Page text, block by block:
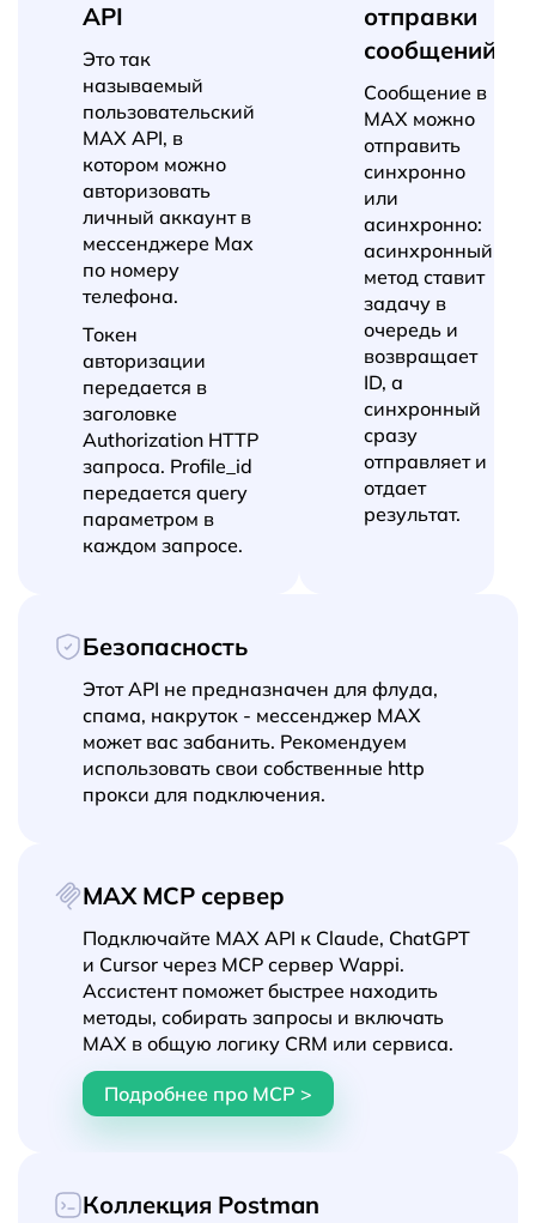
отправки
сообщений
Сообщение в
MAX можно
отправить
синхронно
или
асинхронно:
асинхронный
метод ставит
задачу в
очередь и
возвращает
ID, а
синхронный
сразу
отправляет и
отдает
результат.
API
Это так
называемый
пользовательский
MAX API, в
котором можно
авторизовать
личный аккаунт в
мессенджере Max
по номеру
телефона.
Токен
авторизации
передается в
заголовке
Authorization HTTP
запроса. Profile_id
передается query
параметром в
каждом запросе.
Безопасность
Этот API не предназначен для флуда,
спама, накруток - мессенджер MAX
может вас забанить. Рекомендуем
использовать свои собственные http
прокси для подключения.
MAX MCP сервер
Подключайте MAX API к Claude, ChatGPT
и Cursor через MCP сервер Wappi.
Ассистент поможет быстрее находить
методы, собирать запросы и включать
MAX в общую логику CRM или сервиса.
Подробнее про MCP >
Коллекция Postman